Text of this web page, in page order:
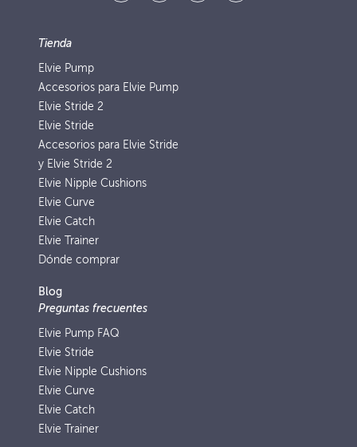
Tienda
Elvie Pump
Accesorios para Elvie Pump
Elvie Stride 2
Elvie Stride
Accesorios para Elvie Stride
y Elvie Stride 2
Elvie Nipple Cushions
Elvie Curve
Elvie Catch
Elvie Trainer
Dónde comprar
Blog
Preguntas frecuentes
Elvie Pump FAQ
Elvie Stride
Elvie Nipple Cushions
Elvie Curve
Elvie Catch
Elvie Trainer